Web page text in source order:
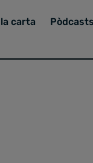
carta Pòdcasts